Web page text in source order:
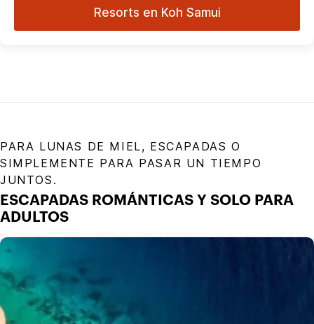
Resorts en Koh Samui
PARA LUNAS DE MIEL, ESCAPADAS O
SIMPLEMENTE PARA PASAR UN TIEMPO
JUNTOS.
ESCAPADAS ROMÁNTICAS Y SOLO PARA
ADULTOS